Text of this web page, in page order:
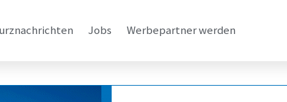
Jobs Werbepartner werden